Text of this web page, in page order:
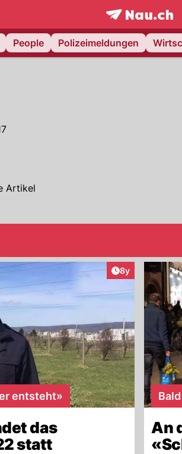
frontpage.
People Polizeimeldungen
Artikel
Artikel
8y
entsteht»
das
statt
An